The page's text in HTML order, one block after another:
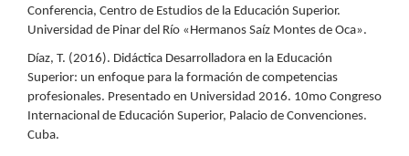
Conferencia, Centro de Estudios de la Educación Superior.
Universidad de Pinar del Río «Hermanos Saíz Montes de Oca».
Díaz, T. (2016). Didáctica Desarrolladora en la Educación
Superior: un enfoque para la formación de competencias
profesionales. Presentado en Universidad 2016. 10mo Congreso
Internacional de Educación Superior, Palacio de Convenciones.
Cuba.